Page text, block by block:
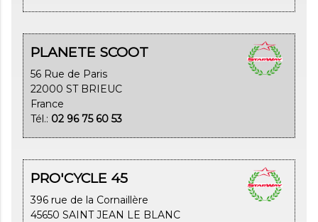
PLANETE SCOOT
56 Rue de Paris
22000 ST BRIEUC
France
Tél.: 02 96 75 60 53
PRO'CYCLE 45
396 rue de la Cornaillère
45650 SAINT JEAN LE BLANC